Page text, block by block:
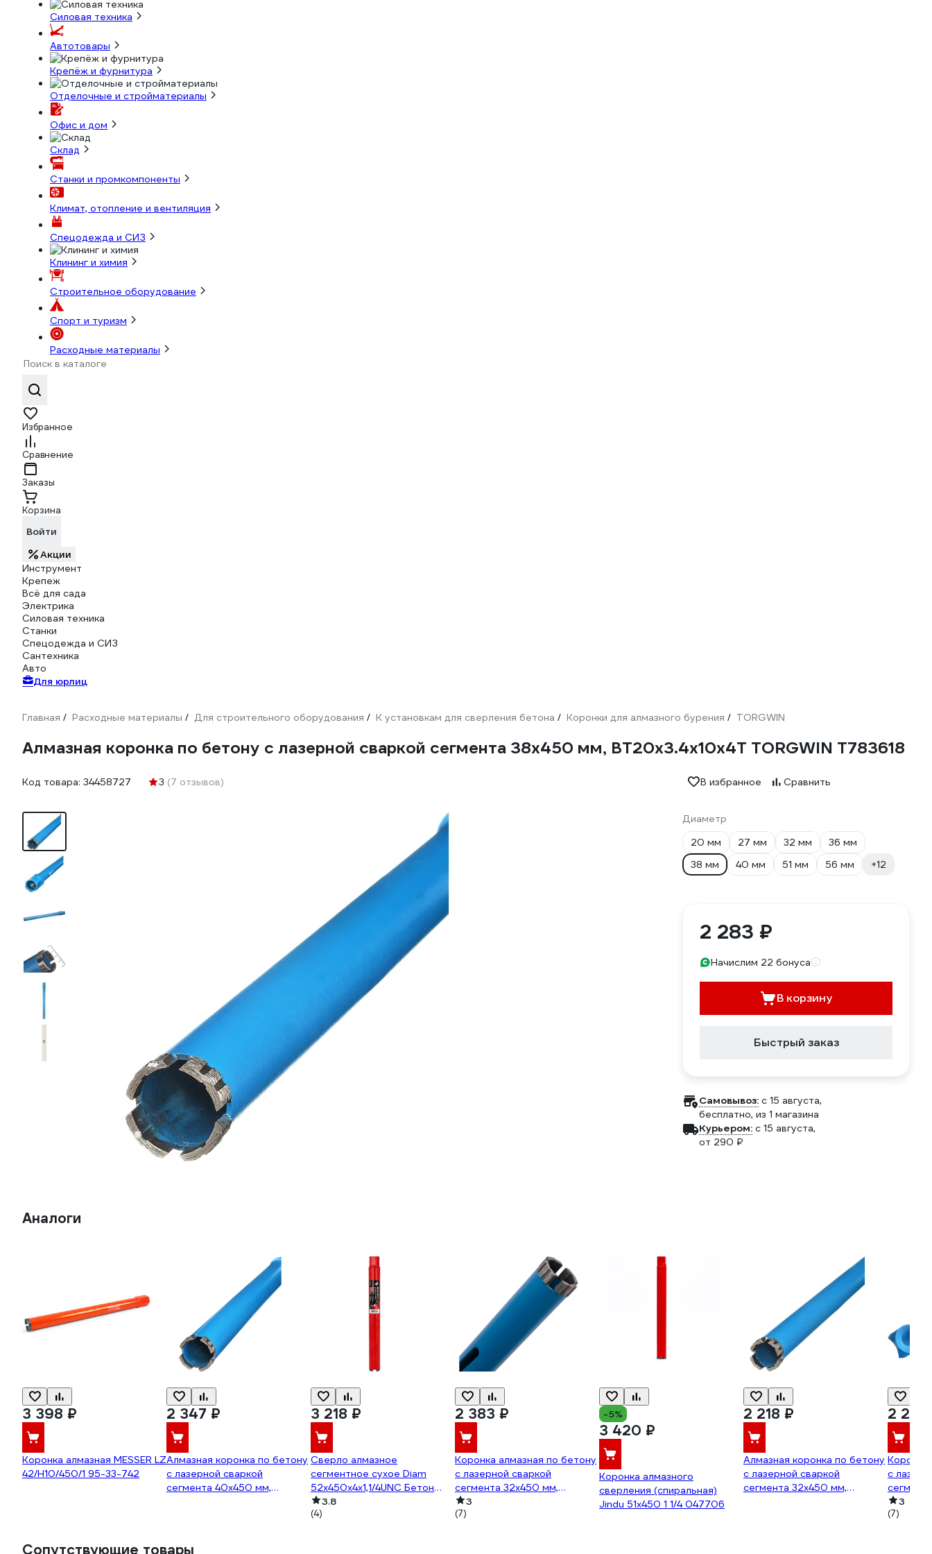
Силовая техника
Автотовары
Крепёж и фурнитура
Отделочные и стройматериалы
Офис и дом
Склад
Станки и промкомпоненты
Климат, отопление и вентиляция
Спецодежда и СИЗ
Клининг и химия
Строительное оборудование
Спорт и туризм
Расходные материалы
Избранное
Сравнение
Заказы
Корзина
Войти
Акции
Инструмент
Крепеж
Всё для сада
Электрика
Силовая техника
Станки
Спецодежда и СИЗ
Сантехника
Авто
Для юрлиц
Главная / Расходные материалы / Для строительного оборудования / К установкам для сверления бетона / Коронки для алмазного бурения / TORGWIN
Алмазная коронка по бетону с лазерной сваркой сегмента 38x450 мм, ВТ20x3.4x10x4T TORGWIN T783618
Код товара: 34458727 3 (7 отзывов) В избранное Сравнить
Диаметр
20 мм
27 мм 32 мм
36 мм
38 мм
40 мм 51 мм 56 мм +12
2 283 ₽
Начислим 22 бонуса
В корзину
Быстрый заказ
Самовывоз: c 15 августа,
бесплатно, из 1 магазина
Курьером: c 15 августа,
от 290 ₽
Аналоги
3 398 ₽
Коронка алмазная MESSER LZ
42/H10/450/1 95-33-742
2 347 ₽
Алмазная коронка по бетону
с лазерной сваркой
сегмента 40x450 мм,
3 218 ₽
Сверло алмазное
сегментное сухое Diam
52x450х4x1,1/4UNC Бетон
СТД ХИТ (арм.бетон) 310139
3.8
(4)
2 383 ₽
Коронка алмазная по бетону
с лазерной сваркой
сегмента 32x450 мм,
ВТ15x3.4x10x4T TORGWIN
T764387
3
(7)
-5%
3 420 ₽
Коронка алмазного
сверления (спиральная)
Jindu 51x450 1 1/4 047706
2 218 ₽
Алмазная коронка по бетону
с лазерной сваркой
сегмента 32x450 мм,
2 285
Коронка
с
T162576
3
(7)
Сопутствующие товары